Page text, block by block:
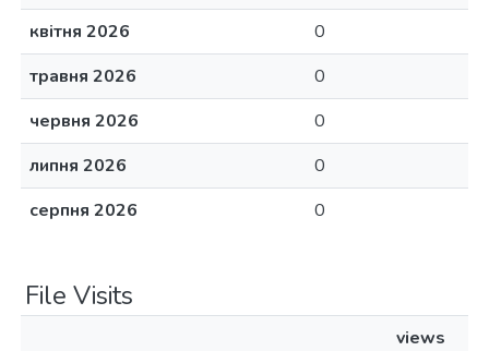
квітня 2026
0
травня 2026
0
червня 2026
0
липня 2026
0
серпня 2026
0
File Visits
views